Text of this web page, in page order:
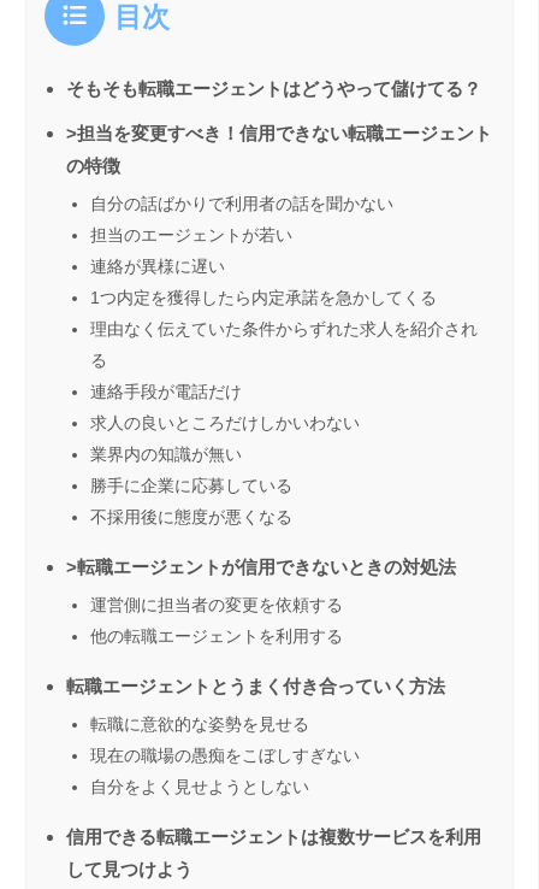
目次
そもそも転職エージェントはどうやって儲けてる？
>担当を変更すべき！信用できない転職エージェント
の特徴
自分の話ばかりで利用者の話を聞かない
担当のエージェントが若い
連絡が異様に遅い
1つ内定を獲得したら内定承諾を急かしてくる
理由なく伝えていた条件からずれた求人を紹介され
る
連絡手段が電話だけ
求人の良いところだけしかいわない
業界内の知識が無い
勝手に企業に応募している
不採用後に態度が悪くなる
>転職エージェントが信用できないときの対処法
運営側に担当者の変更を依頼する
他の転職エージェントを利用する
転職エージェントとうまく付き合っていく方法
転職に意欲的な姿勢を見せる
現在の職場の愚痴をこぼしすぎない
自分をよく見せようとしない
信用できる転職エージェントは複数サービスを利用
して見つけよう